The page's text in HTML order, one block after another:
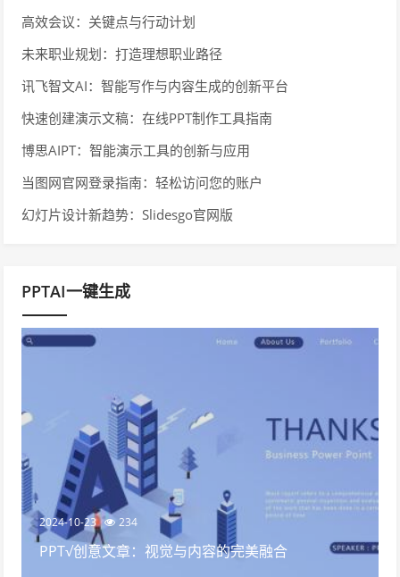
高效会议：关键点与行动计划
未来职业规划：打造理想职业路径
讯飞智文AI：智能写作与内容生成的创新平台
快速创建演示文稿：在线PPT制作工具指南
博思AIPT：智能演示工具的创新与应用
当图网官网登录指南：轻松访问您的账户
幻灯片设计新趋势：Slidesgo官网版
PPTAI一键生成
2024-10-23 234
PPT√创意文章：视觉与内容的完美融合